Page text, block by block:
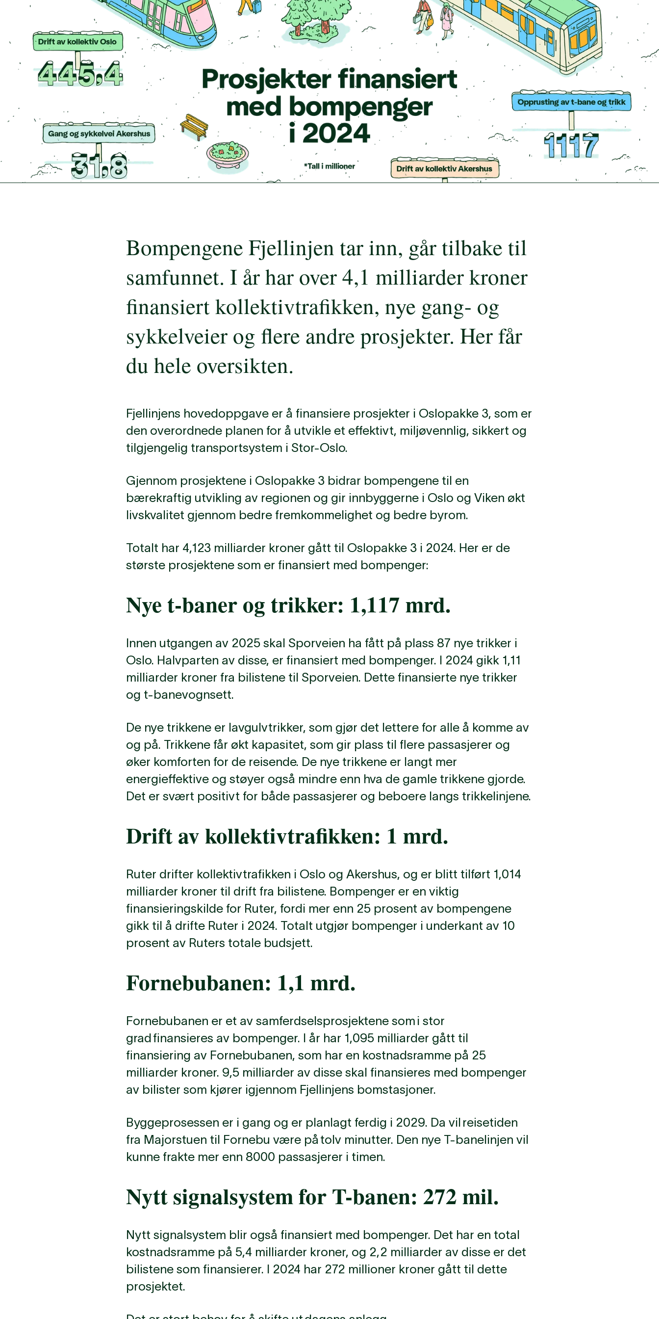
Bompengene Fjellinjen tar inn, går tilbake til
samfunnet. I år har over 4,1 milliarder kroner
finansiert kollektivtrafikken, nye gang- og
sykkelveier og flere andre prosjekter. Her får
du hele oversikten.
Fjellinjens hovedoppgave er å finansiere prosjekter i Oslopakke 3, som er
den overordnede planen for å utvikle et effektivt, miljøvennlig, sikkert og
tilgjengelig transportsystem i Stor-Oslo.
Gjennom prosjektene i Oslopakke 3 bidrar bompengene til en
bærekraftig utvikling av regionen og gir innbyggerne i Oslo og Viken økt
livskvalitet gjennom bedre fremkommelighet og bedre byrom.
Totalt har 4,123 milliarder kroner gått til Oslopakke 3 i 2024. Her er de
største prosjektene som er finansiert med bompenger:
Nye t-baner og trikker: 1,117 mrd.
Innen utgangen av 2025 skal Sporveien ha fått på plass 87 nye trikker i
Oslo. Halvparten av disse, er finansiert med bompenger. I 2024 gikk 1,11
milliarder kroner fra bilistene til Sporveien. Dette finansierte nye trikker
og t-banevognsett.
De nye trikkene er lavgulvtrikker, som gjør det lettere for alle å komme av
og på. Trikkene får økt kapasitet, som gir plass til flere passasjerer og
øker komforten for de reisende. De nye trikkene er langt mer
energieffektive og støyer også mindre enn hva de gamle trikkene gjorde.
Det er svært positivt for både passasjerer og beboere langs trikkelinjene.
Drift av kollektivtrafikken: 1 mrd.
Ruter drifter kollektivtrafikken i Oslo og Akershus, og er blitt tilført 1,014
milliarder kroner til drift fra bilistene. Bompenger er en viktig
finansieringskilde for Ruter, fordi mer enn 25 prosent av bompengene
gikk til å drifte Ruter i 2024. Totalt utgjør bompenger i underkant av 10
prosent av Ruters totale budsjett.
Fornebubanen: 1,1 mrd.
Fornebubanen er et av samferdselsprosjektene som i stor
grad finansieres av bompenger. I år har 1,095 milliarder gått til
finansiering av Fornebubanen, som har en kostnadsramme på 25
milliarder kroner. 9,5 milliarder av disse skal finansieres med bompenger
av bilister som kjører igjennom Fjellinjens bomstasjoner.
Byggeprosessen er i gang og er planlagt ferdig i 2029. Da vil reisetiden
fra Majorstuen til Fornebu være på tolv minutter. Den nye T-banelinjen vil
kunne frakte mer enn 8000 passasjerer i timen.
Nytt signalsystem for T-banen: 272 mil.
Nytt signalsystem blir også finansiert med bompenger. Det har en total
kostnadsramme på 5,4 milliarder kroner, og 2,2 milliarder av disse er det
bilistene som finansierer. I 2024 har 272 millioner kroner gått til dette
prosjektet.